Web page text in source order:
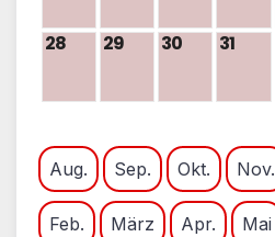
28 29 30 31
Aug. Sep. Okt. Nov.
Feb. März Apr. Mai